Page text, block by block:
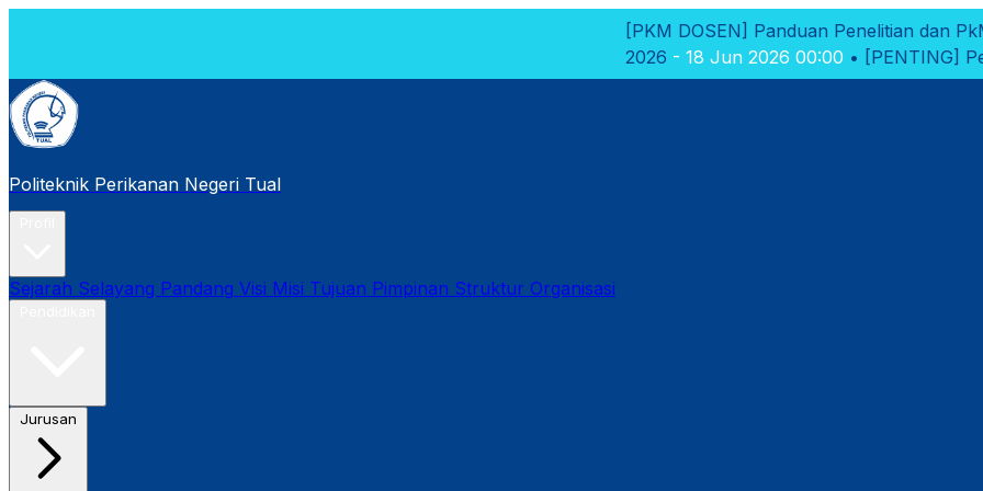
Panduan Penelitian dan PkM Polikant 2026-
- 18 Jun 2026 00:00 • [PENTING]Pengumuman
Politeknik Perikanan Negeri Tual
Sejarah Selayang Pandang Visi Misi Tujuan Pimpinan Struktur Organisasi
Jurusan